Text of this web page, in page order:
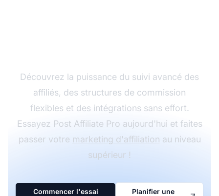
Découvrez la puissance du suivi avancé des
affiliés, des structures de commission
flexibles et des intégrations sans effort.
Essayez Post Affiliate Pro aujourd'hui et faites
passer votre marketing d'affiliation au niveau
supérieur !
Commencer l'essai
Planifier une